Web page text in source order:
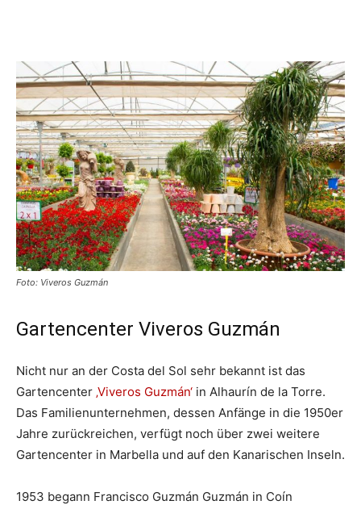
Foto: Viveros Guzmán
Gartencenter Viveros Guzmán
Nicht nur an der Costa del Sol sehr bekannt ist das
Gartencenter ‚Viveros Guzmán‘ in Alhaurín de la Torre.
Das Familienunternehmen, dessen Anfänge in die 1950er
Jahre zurückreichen, verfügt noch über zwei weitere
Gartencenter in Marbella und auf den Kanarischen Inseln.
1953 begann Francisco Guzmán Guzmán in Coín